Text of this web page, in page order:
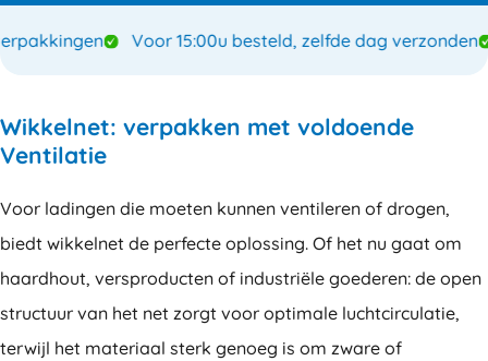
Voor 15:00u besteld, zelfde dag verzonden
Wikkelnet: verpakken met voldoende
Ventilatie
Voor ladingen die moeten kunnen ventileren of drogen,
biedt wikkelnet de perfecte oplossing. Of het nu gaat om
haardhout, versproducten of industriële goederen: de open
structuur van het net zorgt voor optimale luchtcirculatie,
terwijl het materiaal sterk genoeg is om zware of